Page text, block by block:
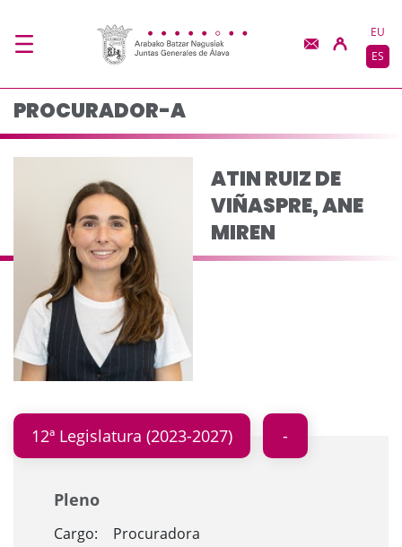
Procurador-a - JJGG- EU
ES
PROCURADOR-A
ATIN RUIZ DE
VIÑASPRE, ANE
MIREN
12ª Legislatura (2023-2027)
Pleno
Cargo:
Procuradora